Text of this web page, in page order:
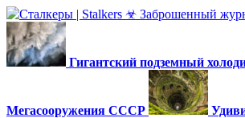
Гигантский подземный
Мегасооружения СССР